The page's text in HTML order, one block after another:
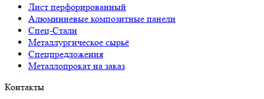
Лист перфорированный
Алюминиевые композитные панели
Спец-Стали
Металлургическое сырьё
Спецпредложения
Металлопрокат на заказ
Контакты